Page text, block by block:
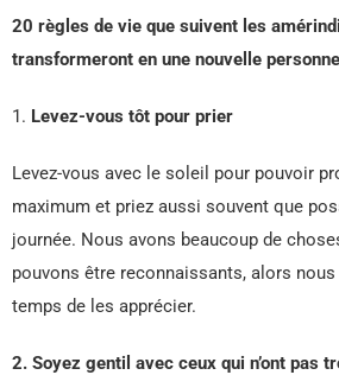
20 règles de vie que suivent les
transformeront en une nouvelle
1. Levez-vous tôt pour prier
Levez-vous avec le soleil pour pouvoir
maximum et priez aussi souvent que
journée. Nous avons beaucoup de
pouvons être reconnaissants, alors
temps de les apprécier.
2. Soyez gentil avec ceux qui n’ont pas